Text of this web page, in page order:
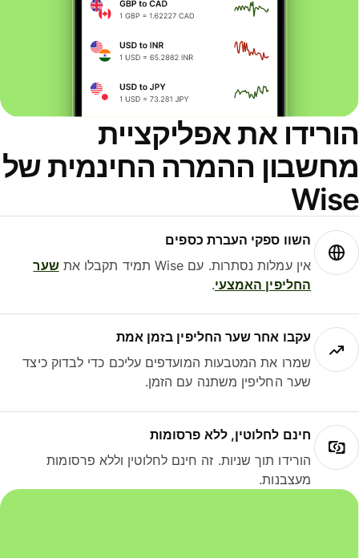
את אפליקציית
ההמרה החינמית של
השוו ספקי העברת כספים
אין עמלות נסתרות. עם Wise תמיד תקבלו את
שער
החליפין האמצעי.
עקבו אחר שער החליפין בזמן אמת
שמרו את המטבעות המועדפים עליכם כדי לבדוק כיצד
שער החליפין משתנה עם הזמן.
חינם לחלוטין, ללא פרסומות
הורידו תוך שניות. זה חינם לחלוטין וללא פרסומות
מעצבנות.